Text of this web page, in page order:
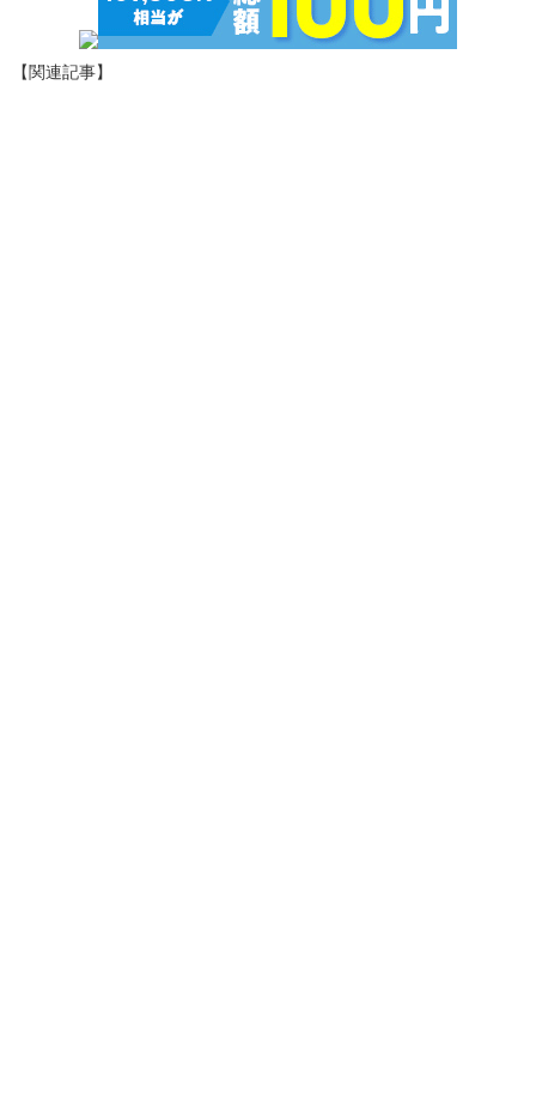
【関連記事】